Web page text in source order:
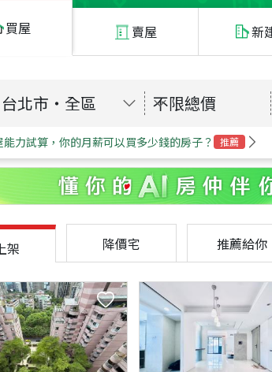
買屋 賣屋 新
台北市 ・ 全區 不限總價
力試算，你的月薪可以買多少錢的房子？ 推薦
架 降價宅 推薦給你